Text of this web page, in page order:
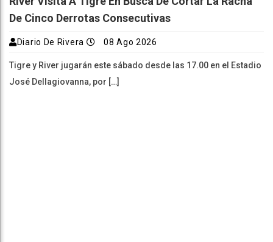
De Cinco Derrotas Consecutivas
Diario De Rivera 08 Ago 2026
Tigre y River jugarán este sábado desde las 17.00 en el Estadio
José Dellagiovanna, por […]